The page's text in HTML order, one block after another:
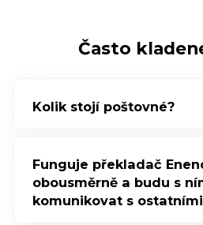
Často
Kolik stojí poštovné?
Funguje překladač
obousměrně a budu s
komunikovat s